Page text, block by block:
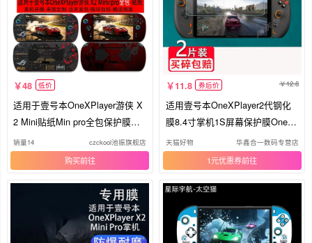
48 低价
适用于壹号本OneXPlayer游侠 X
2 Mini贴纸Min pro全包保护膜外
壳防刮散热器底座扩展坞十合一
M.2硬盘盒底30W
销量14 czckool池振旗舰店
购买
11.8 券后价 12.8
适用壹号本OneXPlayer2代钢化
膜8.4寸掌机1S屏幕保护膜One X
Player mini版Pro游戏机屏幕贴膜
OnexPlayer二代
天猫好物 华鑫合一数码专营店
1元优惠券